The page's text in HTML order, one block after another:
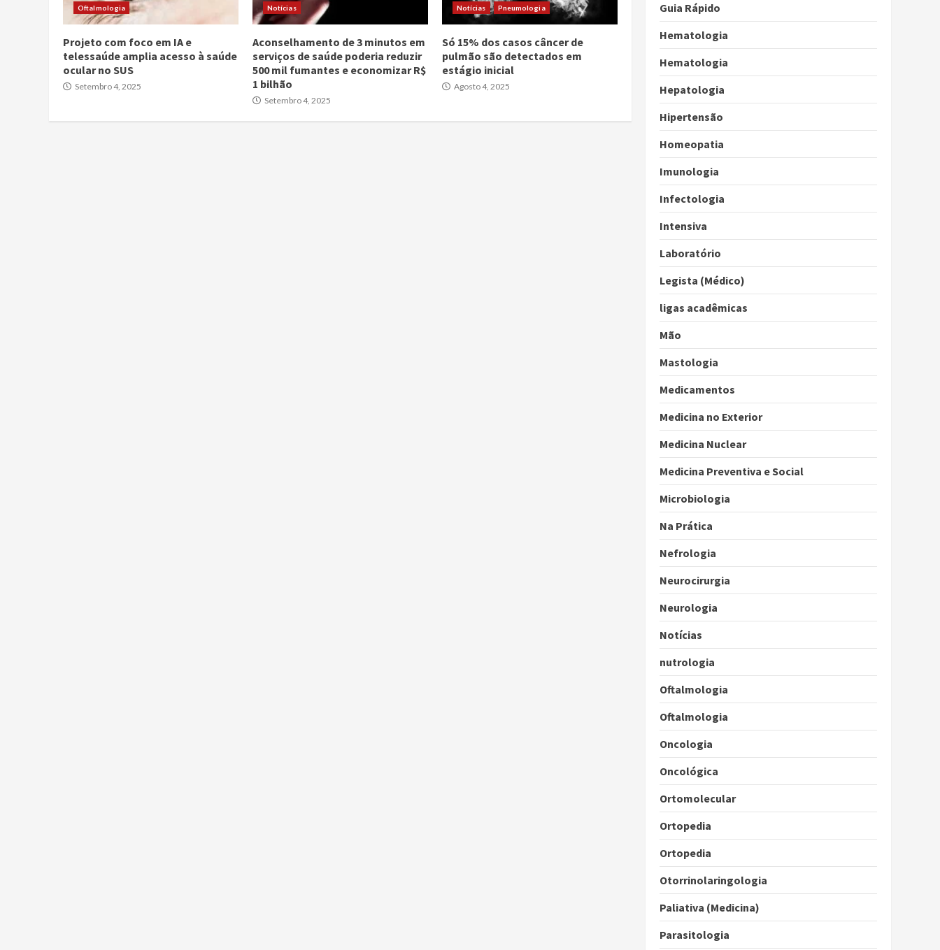
Oftalmologia
Projeto com foco em IA e
telessaúde amplia acesso à saúde
ocular no SUS
Setembro 4, 2025
Notícias
Aconselhamento de 3 minutos em
serviços de saúde poderia reduzir
500 mil fumantes e economizar R$
1 bilhão
Setembro 4, 2025
Notícias Pneumologia
Só 15% dos casos câncer de
pulmão são detectados em
estágio inicial
Agosto 4, 2025
Guia Rápido
Hematologia
Hematologia
Hepatologia
Hipertensão
Homeopatia
Imunologia
Infectologia
Intensiva
Laboratório
Legista (Médico)
ligas acadêmicas
Mão
Mastologia
Medicamentos
Medicina no Exterior
Medicina Nuclear
Medicina Preventiva e Social
Microbiologia
Na Prática
Nefrologia
Neurocirurgia
Neurologia
Notícias
nutrologia
Oftalmologia
Oftalmologia
Oncologia
Oncológica
Ortomolecular
Ortopedia
Ortopedia
Otorrinolaringologia
Paliativa (Medicina)
Parasitologia